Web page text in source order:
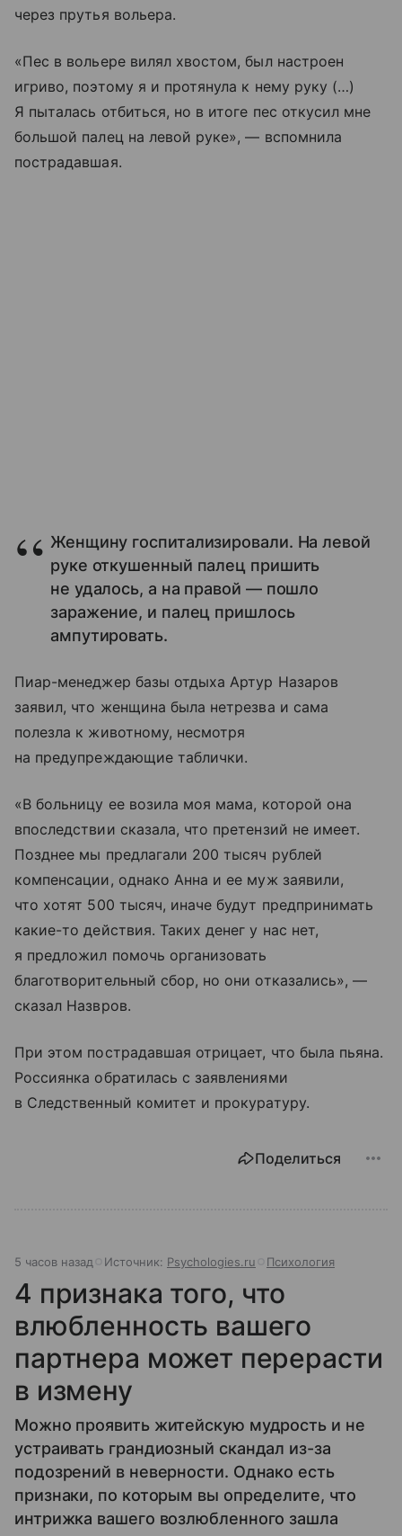
через прутья вольера.
«Пес в вольере вилял хвостом, был настроен
игриво, поэтому я и протянула к нему руку (…)
Я пыталась отбиться, но в итоге пес откусил мне
большой палец на левой руке», — вспомнила
пострадавшая.
Женщину госпитализировали. На левой
руке откушенный палец пришить
не удалось, а на правой — пошло
заражение, и палец пришлось
ампутировать.
Пиар-менеджер базы отдыха Артур Назаров
заявил, что женщина была нетрезва и сама
полезла к животному, несмотря
на предупреждающие таблички.
«В больницу ее возила моя мама, которой она
впоследствии сказала, что претензий не имеет.
Позднее мы предлагали 200 тысяч рублей
компенсации, однако Анна и ее муж заявили,
что хотят 500 тысяч, иначе будут предпринимать
какие-то действия. Таких денег у нас нет,
я предложил помочь организовать
благотворительный сбор, но они отказались», —
сказал Назвров.
При этом пострадавшая отрицает, что была пьяна.
Россиянка обратилась с заявлениями
в Следственный комитет и прокуратуру.
Поделиться
5 часов назад Источник: Psychologies.ru Психология
4 признака того, что
влюбленность вашего
партнера может перерасти
в измену
Можно проявить житейскую мудрость и не
устраивать грандиозный скандал из-за
подозрений в неверности. Однако есть
признаки, по которым вы определите, что
интрижка вашего возлюбленного зашла